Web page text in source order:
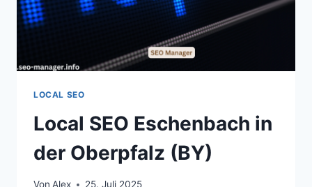
LOCAL SEO
Local SEO Eschenbach in
der Oberpfalz (BY)
Von Alex 25. Juli 2025